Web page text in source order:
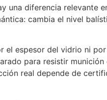
una diferencia relevante
cambia el nivel
espesor del vidrio ni
para resistir
real depende de